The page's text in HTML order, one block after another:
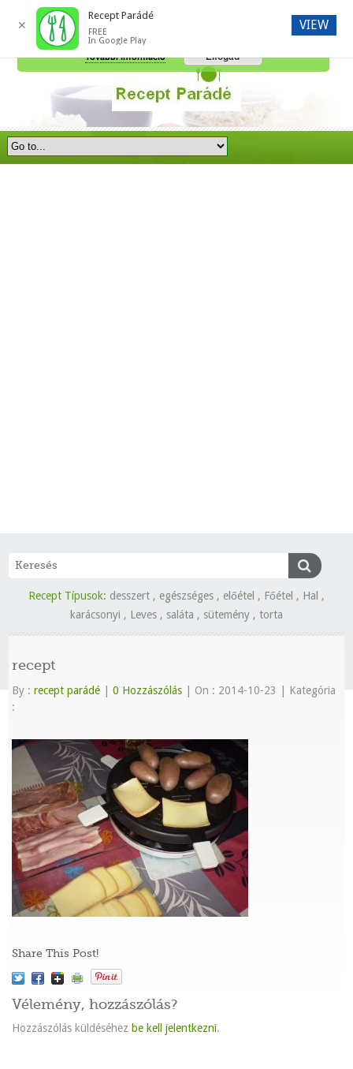
Recept Típusok: desszert , egészséges , előétel , Főétel , Hal ,
karácsonyi , Leves , saláta , sütemény , torta
recept
By :recept parádé 0 Hozzászólás On : 2014-10-23
Kategória
:
Share This Post!
Vélemény, hozzászólás?
Hozzászólás küldéséhez be kell jelentkezni.
A honlap további használatához a sütik használatát el kell fogadni.
További információ
Elfogad
✕
Recept Parádé
FREE
In Google Play
VIEW